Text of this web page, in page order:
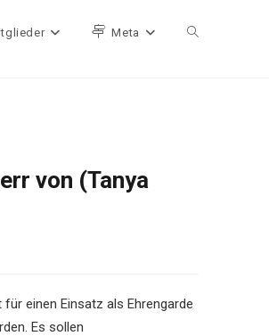
Meta Website-
von (Tanya
einen Einsatz als Ehrengarde
Es sollen